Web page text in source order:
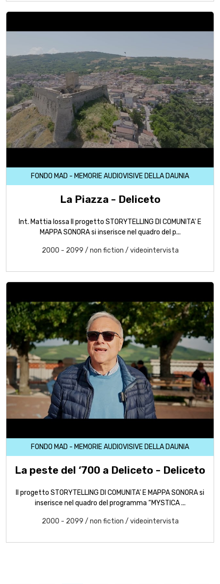
FONDO MAD - MEMORIE AUDIOVISIVE DELLA DAUNIA
La Piazza - Deliceto
Int. Mattia Iossa Il progetto STORYTELLING DI COMUNITA' E
MAPPA SONORA si inserisce nel quadro del p...
2000 - 2099 / non fiction / videointervista
FONDO MAD - MEMORIE AUDIOVISIVE DELLA DAUNIA
La peste del ‘700 a Deliceto - Deliceto
Il progetto STORYTELLING DI COMUNITA' E MAPPA SONORA si
inserisce nel quadro del programma “MYSTICA ...
2000 - 2099 / non fiction / videointervista